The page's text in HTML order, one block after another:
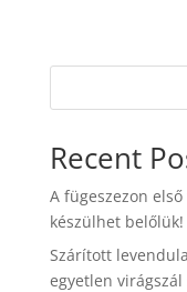
Recent
A fügeszezon
készülhet belőlük!
Szárított
egyetlen virágszál